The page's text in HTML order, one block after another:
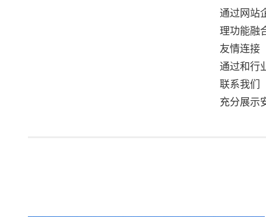
通过网站
理功能融
友情连接
通过和行
联系我们
充分展示